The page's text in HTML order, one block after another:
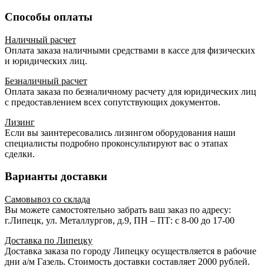
Способы оплаты
Наличный расчет
Оплата заказа наличными средствами в кассе для физических
и юридических лиц.
Безналичный расчет
Оплата заказа по безналичному расчету для юридических лиц
с предоставлением всех сопутствующих документов.
Лизинг
Если вы заинтересовались лизингом оборудования наши
специалисты подробно проконсультируют вас о этапах
сделки.
Варианты доставки
Самовывоз со склада
Вы можете самостоятельно забрать ваш заказ по адресу:
г.Липецк, ул. Металлургов, д.9, ПН – ПТ: с 8-00 до 17-00
Доставка по Липецку
Доставка заказа по городу Липецку осуществляется в рабочие
дни а/м Газель. Стоимость доставки составляет 2000 рублей.